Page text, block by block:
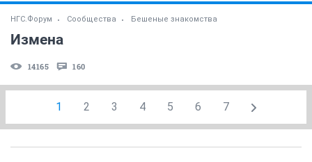
НГС.Форум Сообщества Бешеные знакомства
Измена
14165 160
1 2 3 4 5 6 7